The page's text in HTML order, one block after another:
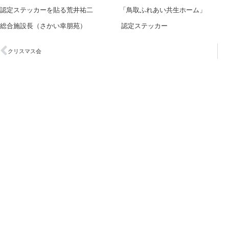
認定ステッカーを貼る荒井祐二 「鳥取ふれあい共生ホーム」
総合施設長（さかい幸朋苑） 認定ステッカー
クリスマス会